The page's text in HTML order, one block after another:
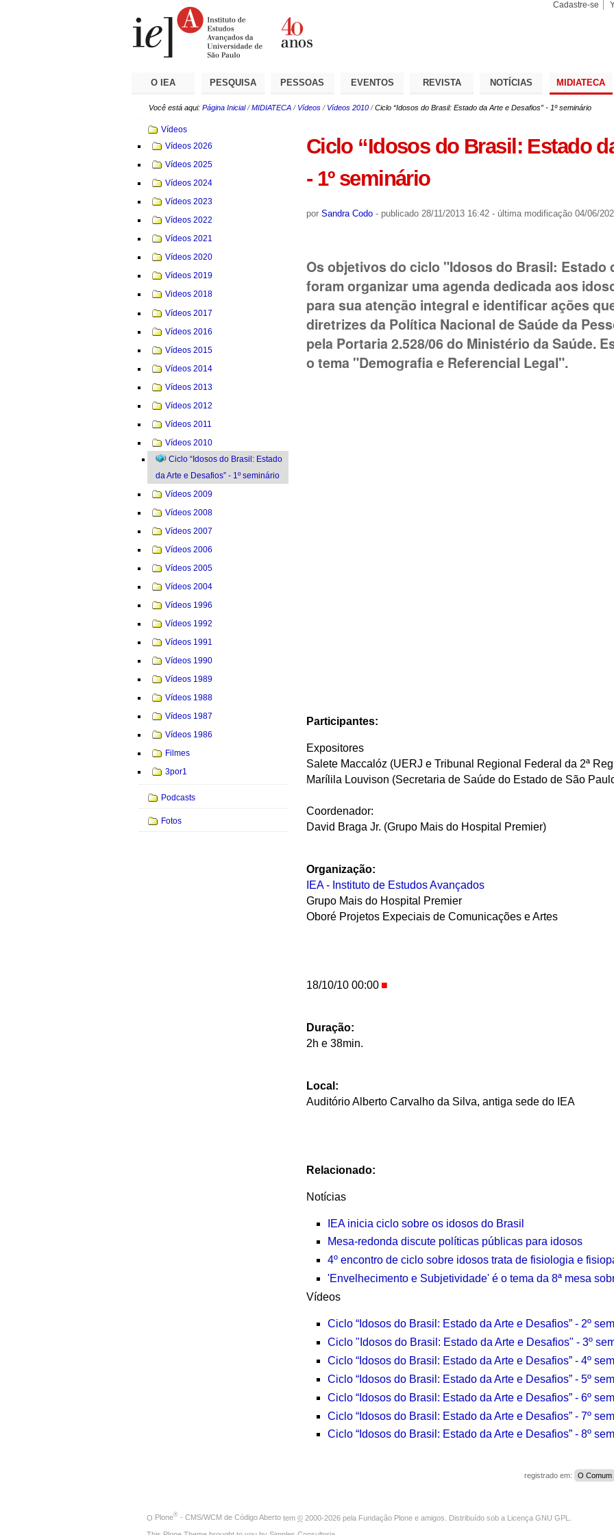
Cadastre-se
O IEA PESQUISA PESSOAS EVENTOS REVISTA NOTÍCIAS MIDIATECA
Você está aqui: Página Inicial /MIDIATECA / Vídeos / Vídeos 2010 /Ciclo “Idosos do Brasil: Estado da Arte e Desafios” - 1º seminário
Ciclo “Idosos do Brasil: Estado
- 1º seminário
por Sandra Codo - publicado28/11/2013 16:42 - última modificação04/06/
Os objetivos do ciclo "Idosos do Brasil: Estado
foram organizar uma agenda dedicada aos
para sua atenção integral e identificar ações
diretrizes da Política Nacional de Saúde da
pela Portaria 2.528/06 do Ministério da Saúde.
o tema "Demografia e Referencial Legal".
Participantes:
Expositores
Salete Maccalóz (UERJ e Tribunal Regional Federal da 2ª
Marílila Louvison (Secretaria de Saúde do Estado de São
Coordenador:
David Braga Jr. (Grupo Mais do Hospital Premier)
Organização:
IEA - Instituto de Estudos Avançados
Grupo Mais do Hospital Premier
Oboré Projetos Expeciais de Comunicações e Artes
18/10/10 00:00
Duração:
2h e 38min.
Local:
Auditório Alberto Carvalho da Silva, antiga sede do IEA
Relacionado:
Notícias
IEA inicia ciclo sobre os idosos do Brasil
Mesa-redonda discute políticas públicas para idosos
4º encontro de ciclo sobre idosos trata de fisiologia e
'Envelhecimento e Subjetividade' é o tema da 8ª mesa
Vídeos
Ciclo “Idosos do Brasil: Estado da Arte e Desafios” - 2º
Ciclo "Idosos do Brasil: Estado da Arte e Desafios" - 3º
Ciclo “Idosos do Brasil: Estado da Arte e Desafios” - 4º
Ciclo “Idosos do Brasil: Estado da Arte e Desafios” - 5º
Ciclo “Idosos do Brasil: Estado da Arte e Desafios” - 6º
Ciclo “Idosos do Brasil: Estado da Arte e Desafios” - 7º
Ciclo “Idosos do Brasil: Estado da Arte e Desafios” - 8º
registrado em: O Comum
Navegação
Vídeos
Vídeos 2026
Vídeos 2025
Vídeos 2024
Vídeos 2023
Vídeos 2022
Vídeos 2021
Vídeos 2020
Vídeos 2019
Videos 2018
Vídeos 2017
Vídeos 2016
Vídeos 2015
Vídeos 2014
Vídeos 2013
Vídeos 2012
Vídeos 2011
Vídeos 2010
Ciclo “Idosos do Brasil: Estado
da Arte e Desafios” - 1º seminário
Vídeos 2009
Vídeos 2008
Vídeos 2007
Vídeos 2006
Vídeos 2005
Vídeos 2004
Vídeos 1996
Vídeos 1992
Vídeos 1991
Vídeos 1990
Vídeos 1989
Vídeos 1988
Vídeos 1987
Vídeos 1986
Filmes
3por1
Podcasts
Fotos
O Plone® - CMS/WCM de Código Aberto tem © 2000-2026 pela Fundação Plone e amigos. Distribuído sob a Licença GNU GPL